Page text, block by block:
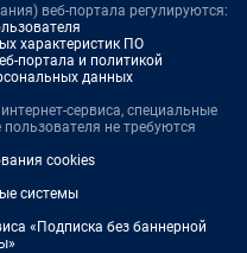
веб-портала регулируются:
характеристик ПО
портала и политикой
данных
сервиса, специальные
пользователя не требуются
cookies
системы
«Подписка без баннерной